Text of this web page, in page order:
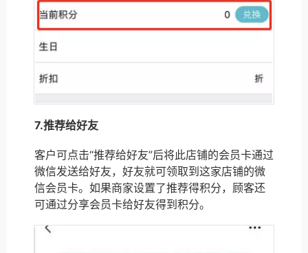
7.推荐给好友
客户可点击“推荐给好友”后将此店铺的会员卡通过
微信发送给好友，好友就可领取到这家店铺的微
信会员卡。如果商家设置了推荐得积分，顾客还
可通过分享会员卡给好友得到积分。